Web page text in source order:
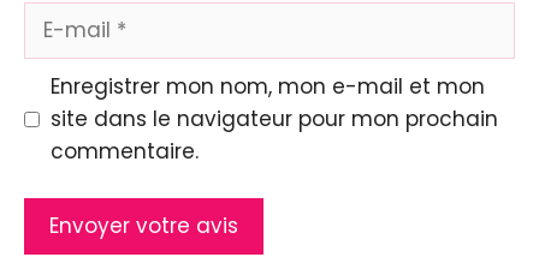
Enregistrer mon nom, mon e-mail et mon
site dans le navigateur pour mon prochain
commentaire.